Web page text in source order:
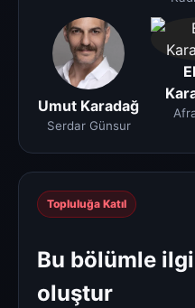
Umut Karadağ
Serdar Günsur
Topluluğa Katıl
Bu bölümle
oluştur